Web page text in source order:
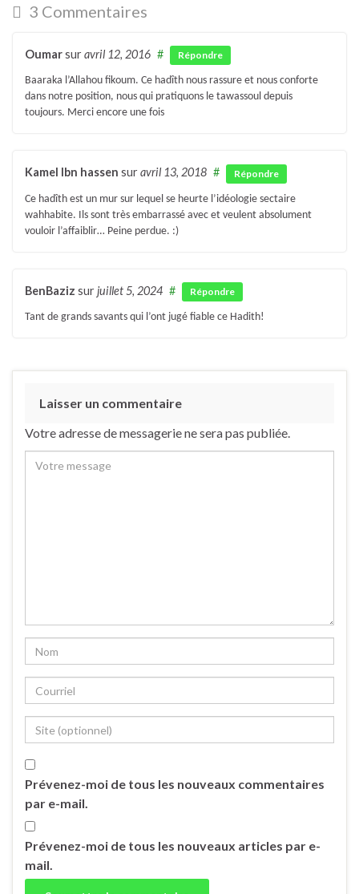
3 Commentaires
Oumarsur avril 12, 2016 # Répondre
Baaraka l’Allahou fikoum. Ce hadîth nous rassure et nous conforte
dans notre position, nous qui pratiquons le tawassoul depuis
toujours. Merci encore une fois
Kamel Ibn hassen sur avril 13, 2018 # Répondre
Ce hadîth est un mur sur lequel se heurte l’idéologie sectaire
wahhabite. Ils sont très embarrassé avec et veulent absolument
vouloir l’affaiblir… Peine perdue. :)
BenBaziz sur juillet 5, 2024 # Répondre
Tant de grands savants qui l’ont jugé fiable ce Hadith!
Laisser un commentaire
Votre adresse de messagerie ne sera pas publiée.
Prévenez-moi de tous les nouveaux commentaires
par e-mail.
Prévenez-moi de tous les nouveaux articles par e-
mail.